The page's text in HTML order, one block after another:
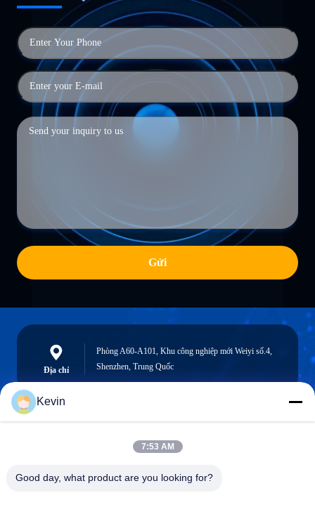
Gửi
Địa chỉ
Phòng A60-A101, Khu công nghiệp mới Weiyi số.4,
Shenzhen, Trung Quốc
info@seethrulcd.com
Kevin
7:53 AM
Good day, what product are you looking for?